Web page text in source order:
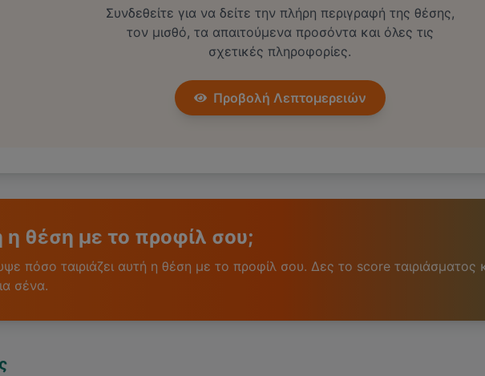
Συνδεθείτε για να δείτε την πλήρη περιγραφή της θέσης,
τον μισθό, τα απαιτούμενα προσόντα και όλες τις
σχετικές πληροφορίες.
Προβολή Λεπτομερειών
η θέση με το προφίλ σου;
πόσο ταιριάζει αυτή η θέση με το προφίλ σου. Δες το score ταιριάσματος
σένα.